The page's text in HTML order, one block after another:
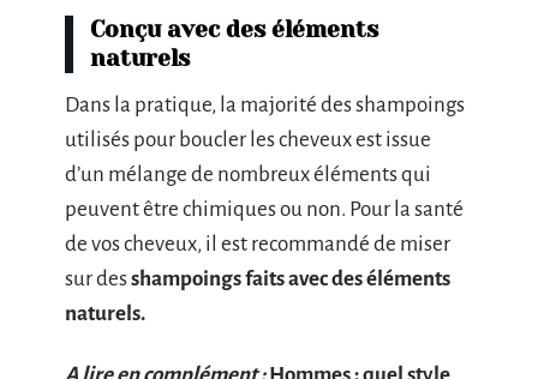
Conçu avec des éléments
naturels
Dans la pratique, la majorité des shampoings
utilisés pour boucler les cheveux est issue
d’un mélange de nombreux éléments qui
peuvent être chimiques ou non. Pour la santé
de vos cheveux, il est recommandé de miser
sur desshampoings faits avec des éléments
naturels.